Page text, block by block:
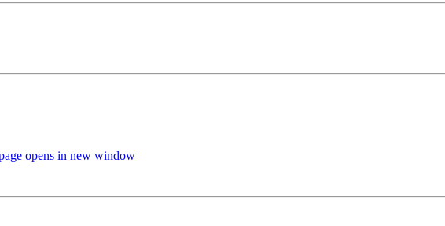
opens in new window